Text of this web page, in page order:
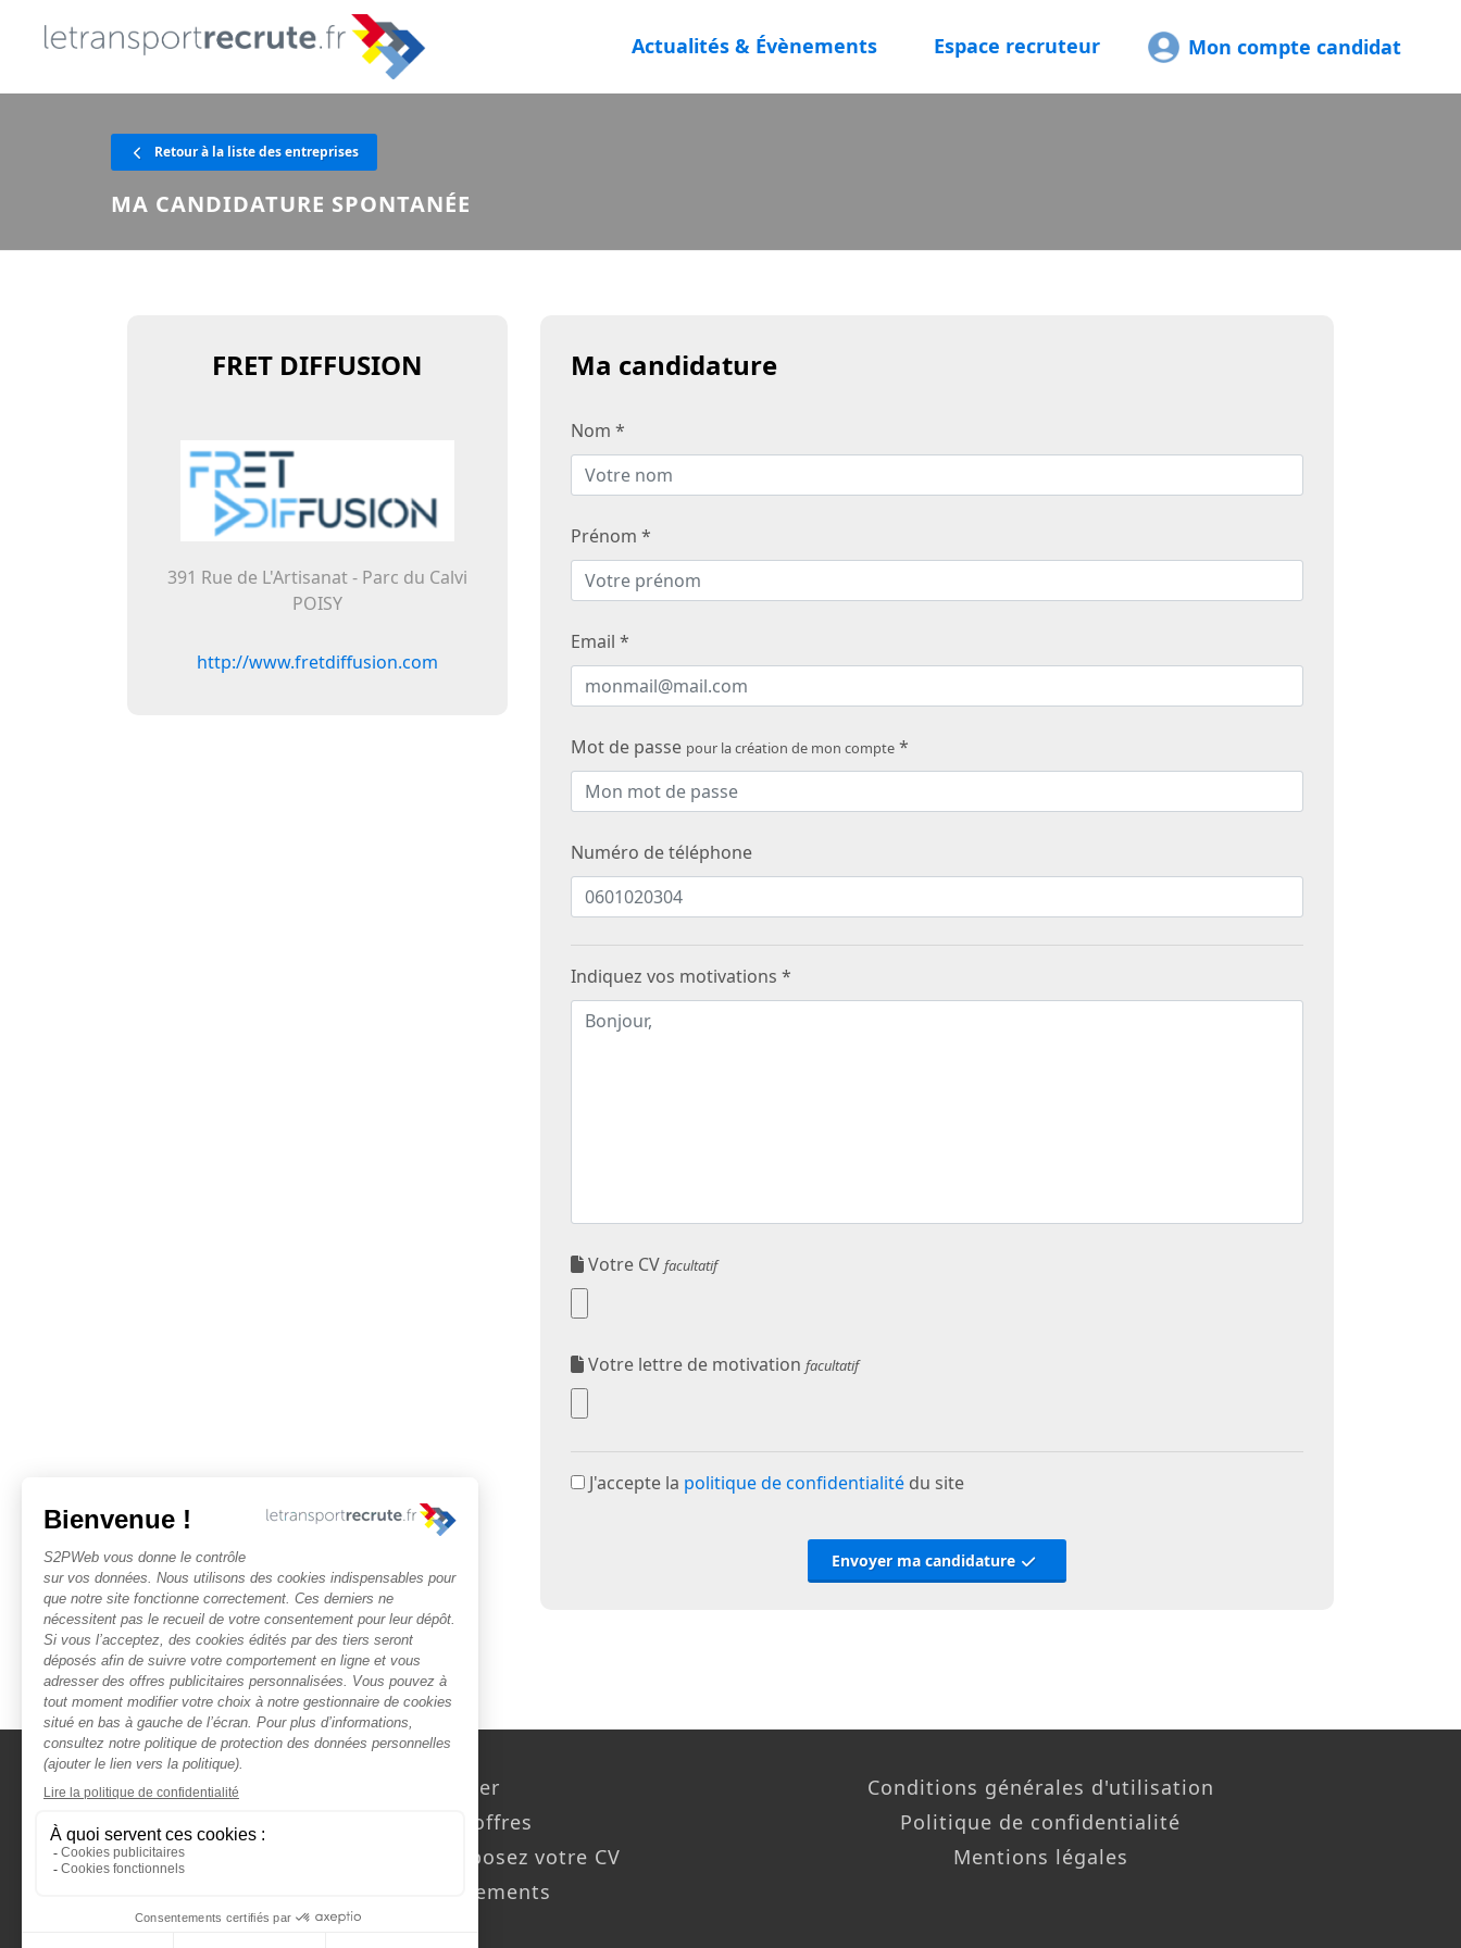
Actualités & Évènements Espace recruteur Mon compte candidat
Retour à la liste des entreprises
MA CANDIDATURE SPONTANÉE
FRET DIFFUSION
391 Rue de L'Artisanat - Parc du Calvi
POISY
http://www.fretdiffusion.com
Ma candidature
Nom *
Prénom *
Email *
Mot de passe pour la création de mon compte *
Numéro de téléphone
Indiquez vos motivations *
Votre CV facultatif
Votre lettre de motivation facultatif
J'accepte la politique de confidentialité du site
Envoyer ma candidature
Nous contacter
Rechercher des offres
Faîtes-vous chasser ! Déposez votre CV
Actualités et évènements
Conditions générales d'utilisation
Politique de confidentialité
Mentions légales